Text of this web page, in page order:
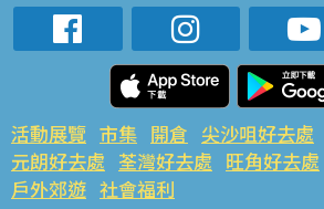
活動展覽 市集 開倉 尖沙咀好去處
元朗好去處 荃灣好去處 旺角好去處
戶外郊遊 社會福利